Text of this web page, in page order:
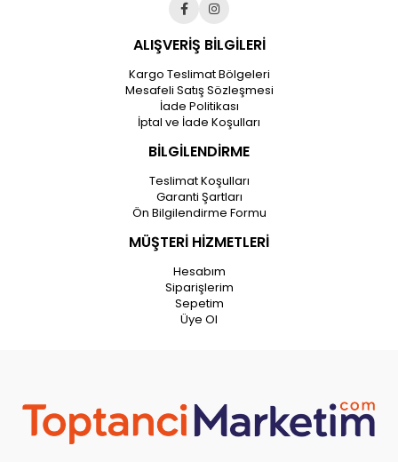
ALIŞVERİŞ BİLGİLERİ
Kargo Teslimat Bölgeleri
Mesafeli Satış Sözleşmesi
İade Politikası
İptal ve İade Koşulları
BİLGİLENDİRME
Teslimat Koşulları
Garanti Şartları
Ön Bilgilendirme Formu
MÜŞTERİ HİZMETLERİ
Hesabım
Siparişlerim
Sepetim
Üye Ol